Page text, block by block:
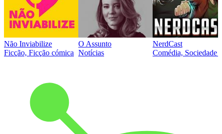
Não Inviabilize
Ficção, Ficção cómica
O Assunto
Notícias
NerdCast
Comédia, Sociedade